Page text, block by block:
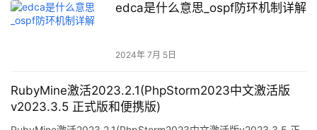
edca是什么意思_ospf防环机制详解
2024年 7月 5日
RubyMine激活2023.2.1(PhpStorm2023中文激活版
v2023.3.5 正式版和便携版)